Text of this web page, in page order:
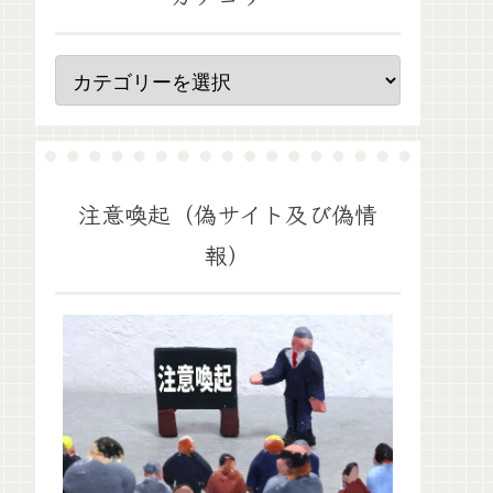
注意喚起（偽サイト及び偽情
報）